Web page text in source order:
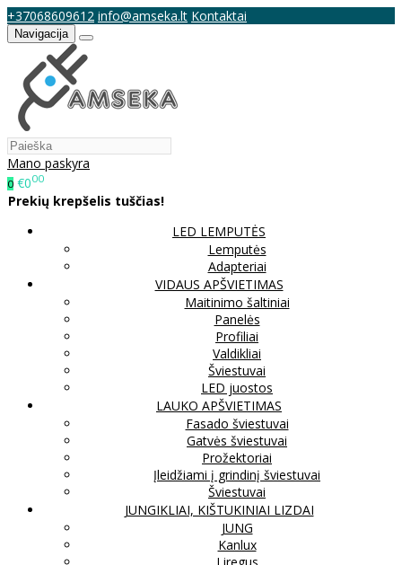
+37068609612 info@amseka.lt Kontaktai
Navigacija
Mano paskyra
0 €000
Prekių krepšelis tuščias!
LED LEMPUTĖS
Lemputės
Adapteriai
VIDAUS APŠVIETIMAS
Maitinimo šaltiniai
Panelės
Profiliai
Valdikliai
Šviestuvai
LED juostos
LAUKO APŠVIETIMAS
Fasado šviestuvai
Gatvės šviestuvai
Prožektoriai
Įleidžiami į grindinį šviestuvai
Šviestuvai
JUNGIKLIAI, KIŠTUKINIAI LIZDAI
JUNG
Kanlux
Liregus